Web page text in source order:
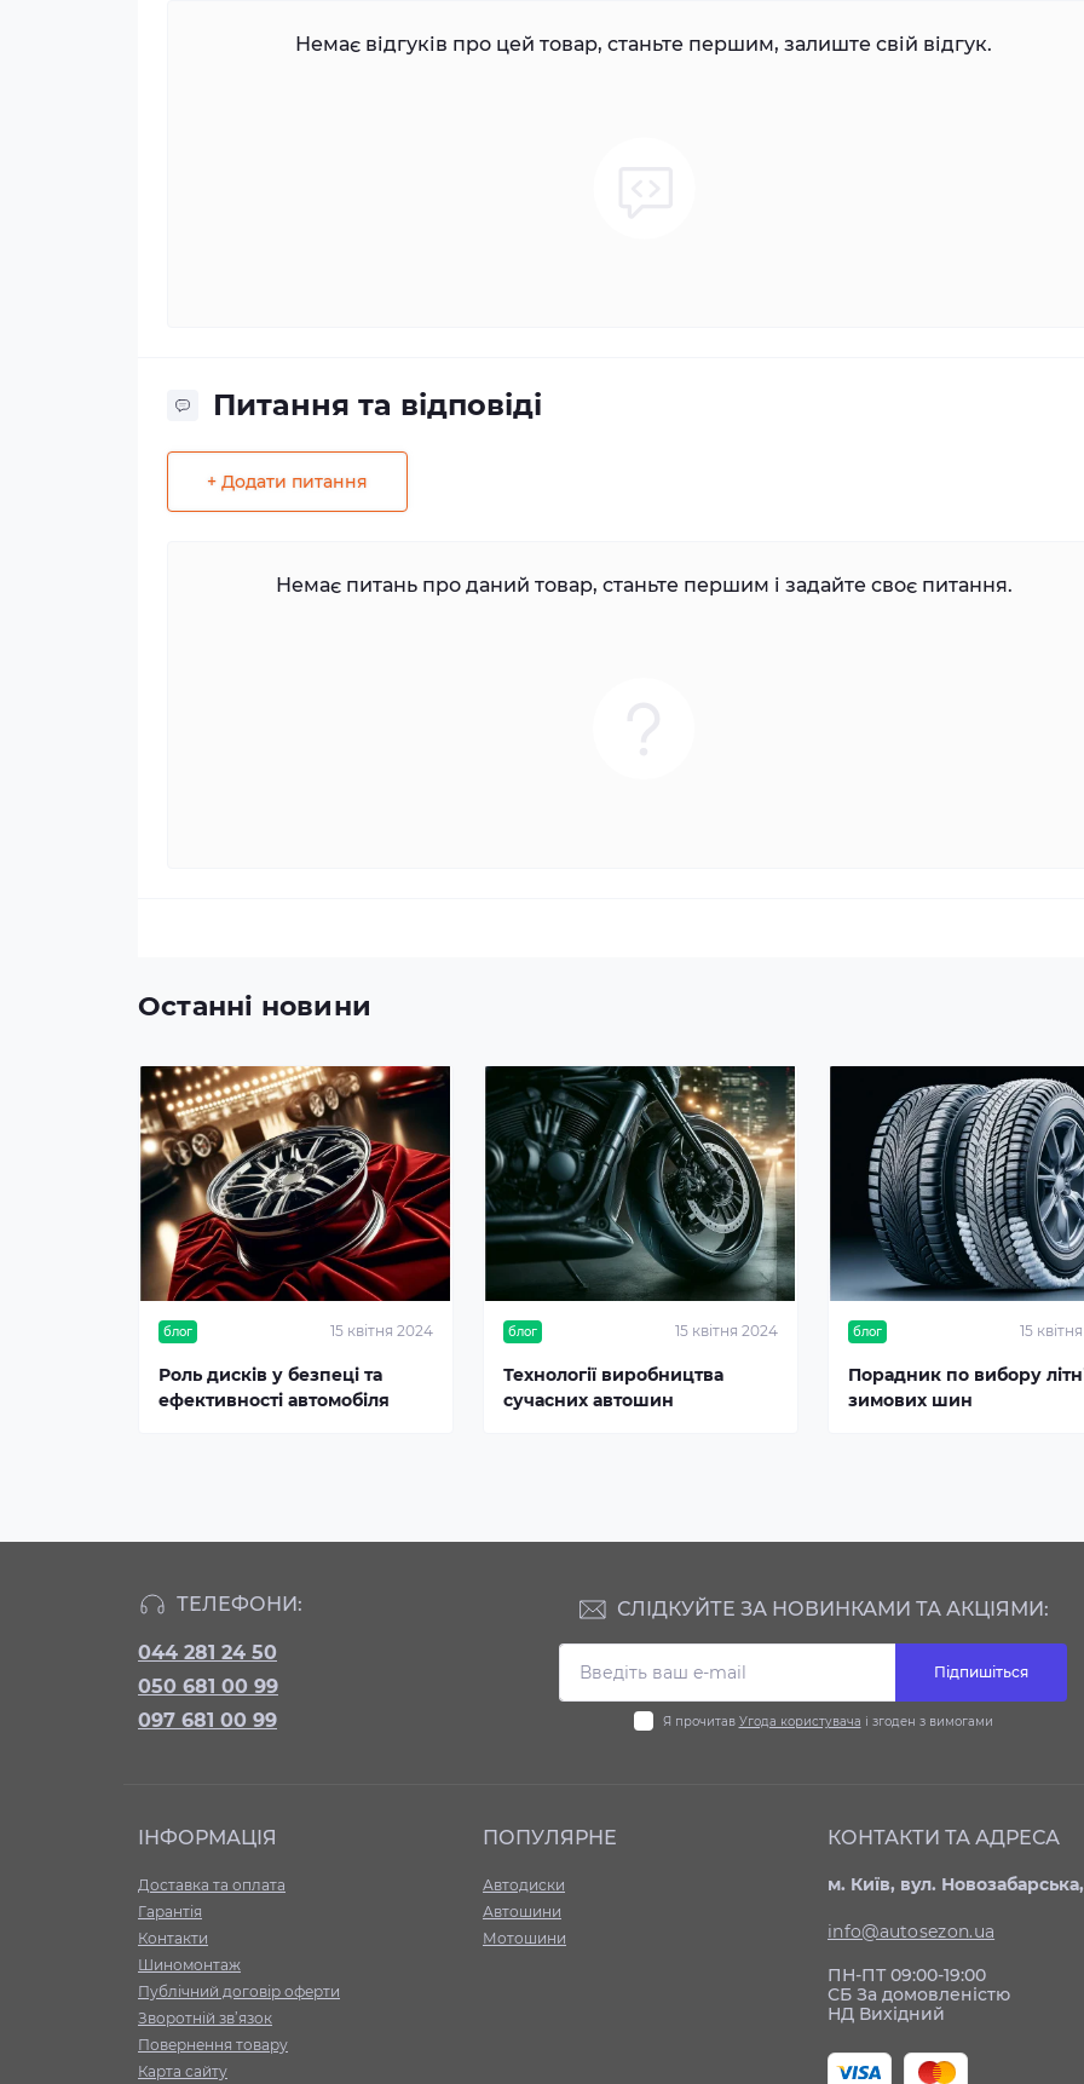
Немає відгуків про цей товар, станьте першим, залиште свій відгук.
Питання та відповіді
+ Додати питання
Немає питань про даний товар, станьте першим і задайте своє питання.
Останні новини
блог 15 квітня 2024
Роль дисків у безпеці та
ефективності автомобіля
блог 15 квітня 2024
Технології виробництва
сучасних автошин
блог 15
Порадник по вибору
зимових шин
ТЕЛЕФОНИ:
044 281 24 50
050 681 00 99
097 681 00 99
СЛІДКУЙТЕ ЗА НОВИНКАМИ ТА АКЦІЯМИ:
Підпишіться
Я прочитав Угода користувача і згоден з вимогами
ІНФОРМАЦІЯ
Доставка та оплата
Гарантія
Контакти
Шиномонтаж
Публічний договір оферти
Зворотній зв’язок
Повернення товару
Карта сайту
ПОПУЛЯРНЕ
Автодиски
Автошини
Мотошини
КОНТАКТИ ТА АДРЕСА
м. Київ, вул. Новозабарська,
info@autosezon.ua
ПН-ПТ 09:00-19:00
СБ За домовленістю
НД Вихідний